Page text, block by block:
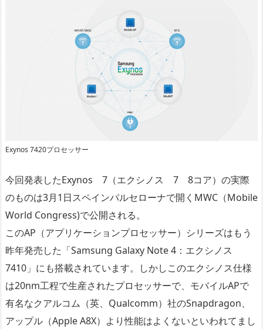
Exynos 7420プロセッサー
今回発表したExynos 7（エクシノス 7 8コア）の実際
のものは3月1日スペインバルセローナで開くMWC（Mobile
World Congress)で公開される。
このAP（アプリケーションプロセッサー）シリーズはもう
昨年発売した「Samsung Galaxy Note 4：エクシノス
7410」にも搭載されています。しかしこのエクシノス仕様
は20nm工程で生産されたプロセッサーで、モバイルAPで
有名なクアルコム（英、Qualcomm）社のSnapdragon、
アップル（Apple A8X）より性能はよくないといわれてまし